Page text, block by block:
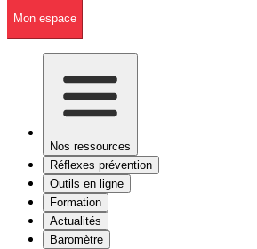
Mon espace
Nos ressources
Réflexes prévention
Outils en ligne
Formation
Actualités
Baromètre